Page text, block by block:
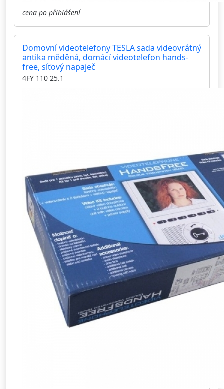
cena po přihlášení
Domovní videotelefony TESLA sada videovrátný
antika měděná, domácí videotelefon hands-
free, síťový napaječ
4FY 110 25.1